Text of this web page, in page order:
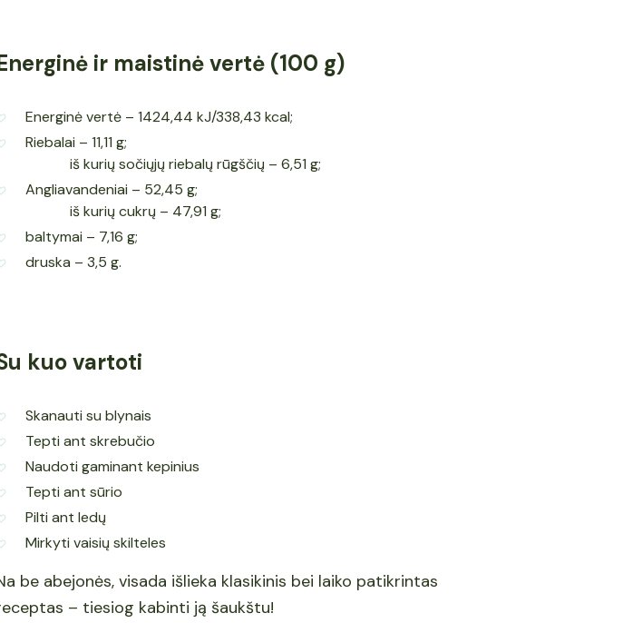
ir maistinė vertė (100 g)
Energinė vertė – 1424,44 kJ/338,43 kcal;
Riebalai – 11,11 g;
iš kurių sočiųjų riebalų rūgščių – 6,51 g;
Angliavandeniai – 52,45 g;
iš kurių cukrų – 47,91 g;
baltymai – 7,16 g;
druska – 3,5 g.
kuo vartoti
Skanauti su blynais
Tepti ant skrebučio
Naudoti gaminant kepinius
Tepti ant sūrio
Pilti ant ledų
Mirkyti vaisių skilteles
be abejonės, visada išlieka klasikinis bei laiko patikrintas
– tiesiog kabinti ją šaukštu!